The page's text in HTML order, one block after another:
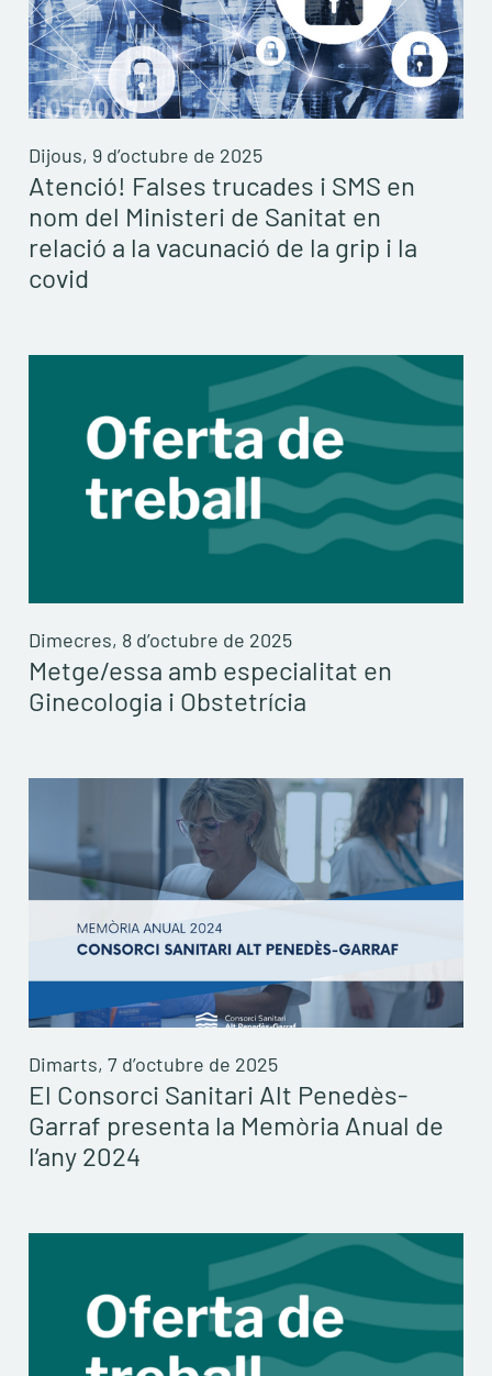
Dijous, 9 d’octubre de 2025
Atenció! Falses trucades i SMS en
nom del Ministeri de Sanitat en
relació a la vacunació de la grip i la
covid
Dimecres, 8 d’octubre de 2025
Metge/essa amb especialitat en
Ginecologia i Obstetrícia
Dimarts, 7 d’octubre de 2025
El Consorci Sanitari Alt Penedès-
Garraf presenta la Memòria Anual de
l’any 2024